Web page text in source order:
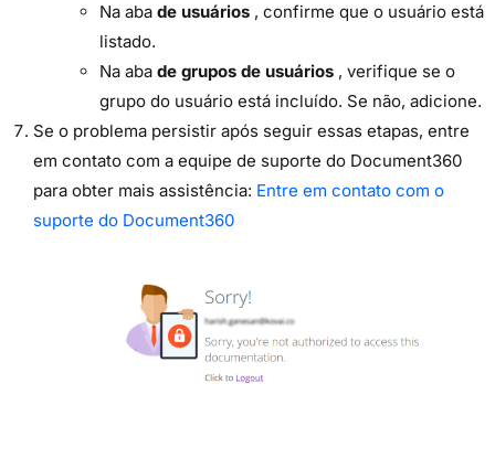
Na aba de usuários , confirme que o usuário está
listado.
Na aba de grupos de usuários , verifique se o
grupo do usuário está incluído. Se não, adicione.
Se o problema persistir após seguir essas etapas, entre
em contato com a equipe de suporte do Document360
para obter mais assistência: Entre em contato com o
suporte do Document360